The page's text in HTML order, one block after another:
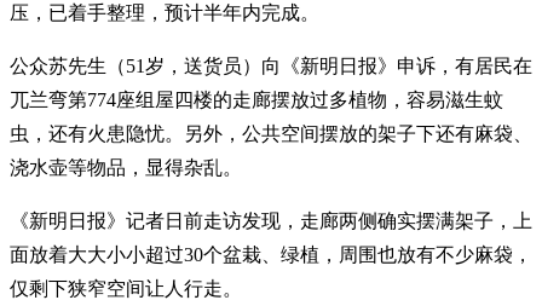
压，已着手整理，预计半年内完成。
公众苏先生（51岁，送货员）向《新明日报》申诉，有居民在
兀兰弯第774座组屋四楼的走廊摆放过多植物，容易滋生蚊
虫，还有火患隐忧。另外，公共空间摆放的架子下还有麻袋、
浇水壶等物品，显得杂乱。
《新明日报》记者日前走访发现，走廊两侧确实摆满架子，上
面放着大大小小超过30个盆栽、绿植，周围也放有不少麻袋，
仅剩下狭窄空间让人行走。